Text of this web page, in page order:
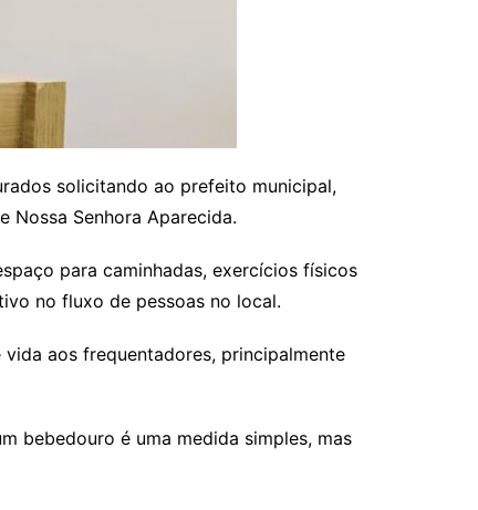
solicitando ao prefeito municipal,
Nossa Senhora Aparecida.
para caminhadas, exercícios físicos
no fluxo de pessoas no local.
aos frequentadores, principalmente
bebedouro é uma medida simples, mas